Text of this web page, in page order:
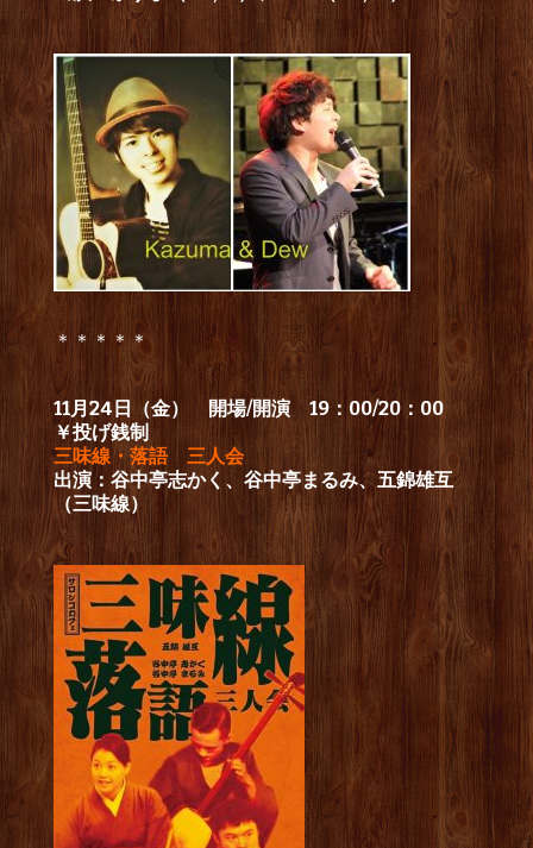
＊＊＊＊＊
11月24日（金） 開場/開演 19：00/20：00
￥投げ銭制
三味線・落語 三人会
出演：谷中亭志かく、谷中亭まるみ、五錦雄互
（三味線）